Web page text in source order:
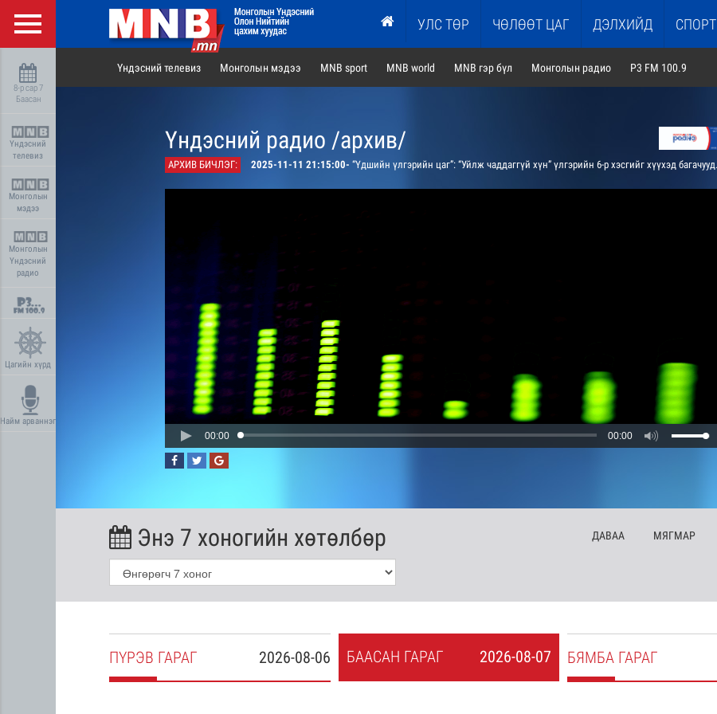
УЛС ТӨР ЧӨЛӨӨТ ЦАГ ДЭЛХИЙД СПОРТ
8-р сар 7
Баасан
Үндэсний
телевиз
Монголын
мэдээ
Монголын
Үндэсний
радио
Цагийн хүрд
Найм арваннэг
Үндэсний телевиз Монголын мэдээ MNB sport MNB world MNB гэр бүл Монголын радио P3 FM 100.9
Үндэсний радио /архив/
АРХИВ БИЧЛЭГ: 2025-11-11 21:15:00- “Үдшийн үлгэрийн цаг”: “Уйлж чаддаггүй хүн” үлгэрийн 6-р хэсгийг хүүхэд багачууддаа ярьж өгнө.
00:00 00:00
Энэ 7 хоногийн хөтөлбөр ДАВАА МЯГМАР
2026-08-06
ПҮРЭВ ГАРАГ 2026-08-07
БААСАН ГАРАГ БЯМБА ГАРАГ